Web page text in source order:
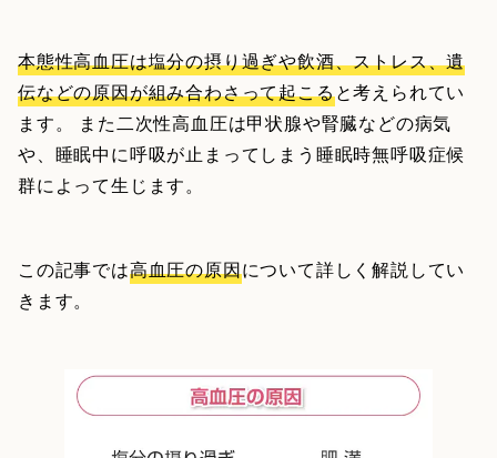
本態性高血圧は塩分の摂り過ぎや飲酒、ストレス、遺
伝などの原因が組み合わさって起こると考えられてい
ます。 また二次性高血圧は甲状腺や腎臓などの病気
や、睡眠中に呼吸が止まってしまう睡眠時無呼吸症候
群によって生じます。
この記事では高血圧の原因について詳しく解説してい
きます。